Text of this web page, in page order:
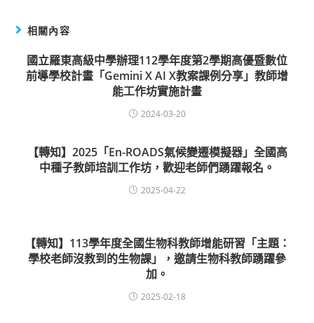
相關內容
國立羅東高級中學辦理112學年度第2學期高優暨數位
前導學校計畫「Gemini X AI X教案課例分享」教師增
能工作坊實施計畫
2024-03-20
【轉知】2025「En-ROADS氣候變遷模擬器」全國高
中種子教師培訓工作坊，歡迎老師們踴躍報名。
2025-04-22
【轉知】113學年度全國生物科教師增能研習「主題：
學校老師沒教到的生物課」，邀請生物科教師踴躍參
加。
2025-02-18